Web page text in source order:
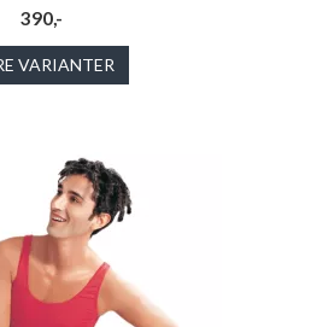
390,-
VARIANTER